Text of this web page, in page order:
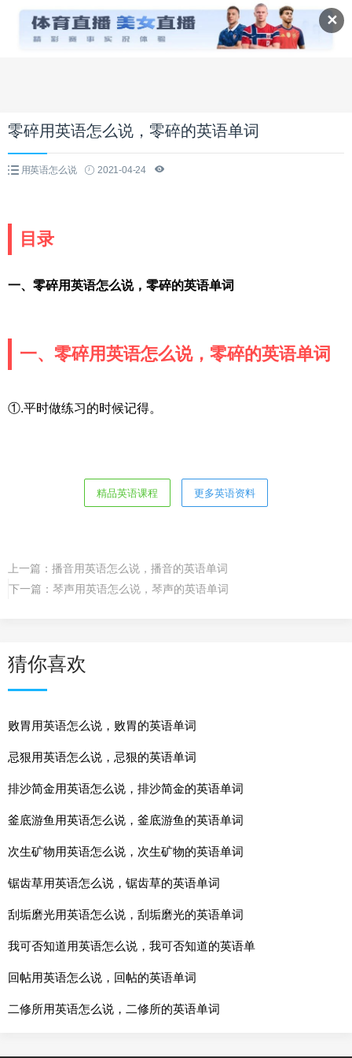
✕
零碎用英语怎么说，零碎的英语单词
用英语怎么说 2021-04-24
目录
一、零碎用英语怎么说，零碎的英语单词
一、零碎用英语怎么说，零碎的英语单词
①.平时做练习的时候记得。
精品英语课程 更多英语资料
上一篇： 播音用英语怎么说，播音的英语单词
下一篇： 琴声用英语怎么说，琴声的英语单词
猜你喜欢
败胃用英语怎么说，败胃的英语单词
忌狠用英语怎么说，忌狠的英语单词
排沙简金用英语怎么说，排沙简金的英语单词
釜底游鱼用英语怎么说，釜底游鱼的英语单词
次生矿物用英语怎么说，次生矿物的英语单词
锯齿草用英语怎么说，锯齿草的英语单词
刮垢磨光用英语怎么说，刮垢磨光的英语单词
我可否知道用英语怎么说，我可否知道的英语单
回帖用英语怎么说，回帖的英语单词
二修所用英语怎么说，二修所的英语单词